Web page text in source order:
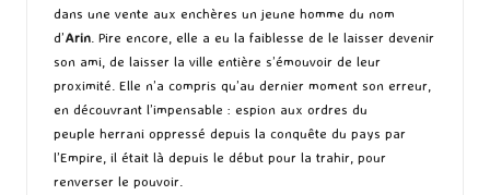
dans une vente aux enchères un jeune homme du nom
d’Arin. Pire encore, elle a eu la faiblesse de le laisser devenir
son ami, de laisser la ville entière s’émouvoir de leur
proximité. Elle n’a compris qu’au dernier moment son erreur,
en découvrant l’impensable : espion aux ordres du
peuple herrani oppressé depuis la conquête du pays par
l’Empire, il était là depuis le début pour la trahir, pour
renverser le pouvoir.